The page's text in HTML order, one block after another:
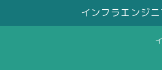
インフラエンジ